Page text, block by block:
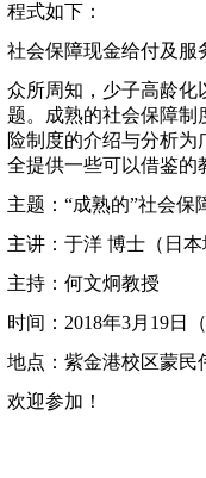
程式如下：
社会保障现金给付及服
众所周知，少子高龄化
题。成熟的社会保障制
险制度的介绍与分析为
全提供一些可以借鉴的
主题：“成熟的”社会
主讲：于洋 博士（日本
主持：何文炯教授
时间：2018年3月19日
地点：紫金港校区蒙民
欢迎参加！